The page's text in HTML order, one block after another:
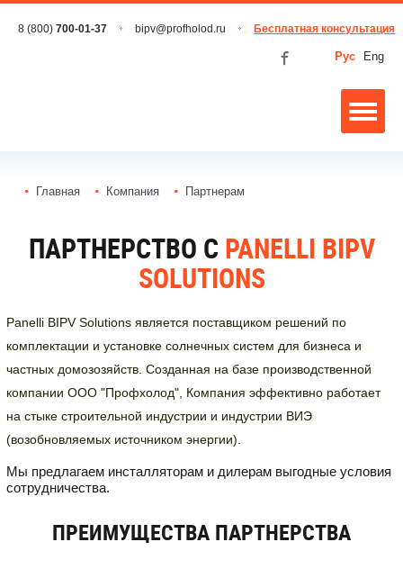
8 (800)700-01-37 bipv@profholod.ru Бесплатная консультация
Рус Eng
Главная Компания Партнерам
ПАРТНЕРСТВО СPANELLI BIPV
SOLUTIONS
Panelli BIPV Solutions является поставщиком решений по
комплектации и установке солнечных систем для бизнеса и
частных домозозяйств. Созданная на базе производственной
компании ООО "Профхолод", Компания эффективно работает
на стыке строительной индустрии и индустрии ВИЭ
(возобновляемых источником энергии).
Мы предлагаем инсталляторам и дилерам выгодные условия
сотрудничества.
ПРЕИМУЩЕСТВА ПАРТНЕРСТВА